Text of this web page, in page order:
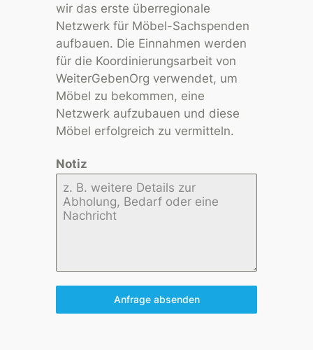
wir das erste überregionale
Netzwerk für Möbel-Sachspenden
aufbauen. Die Einnahmen werden
für die Koordinierungsarbeit von
WeiterGebenOrg verwendet, um
Möbel zu bekommen, eine
Netzwerk aufzubauen und diese
Möbel erfolgreich zu vermitteln.
Notiz
Anfrage absenden